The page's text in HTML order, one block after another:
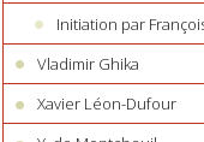
Initiation par
Vladimir Ghika
Xavier Léon-Dufour